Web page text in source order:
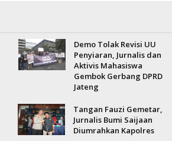
Demo Tolak Revisi UU
Penyiaran, Jurnalis dan
Aktivis Mahasiswa
Gembok Gerbang DPRD
Jateng
Tangan Fauzi Gemetar,
Jurnalis Bumi Saijaan
Diumrahkan Kapolres